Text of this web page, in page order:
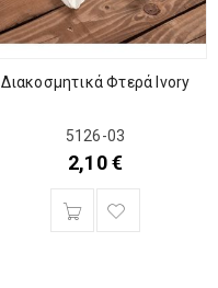
Διακοσμητικά Φτερά Ivory
5126-03
2,10€